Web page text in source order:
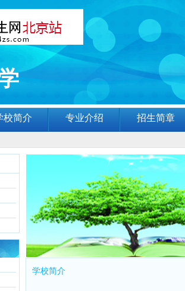
校简介 专业介绍 招生简章
学校简介